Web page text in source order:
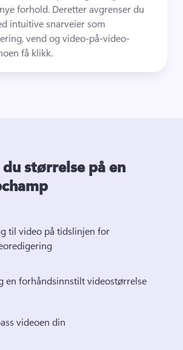
forhold. Deretter avgrenser du
intuitive snarveier som
vend og video-på-video-
få klikk.
størrelse på en
til video på tidslinjen for
en forhåndsinnstilt videostørrelse
videoen din